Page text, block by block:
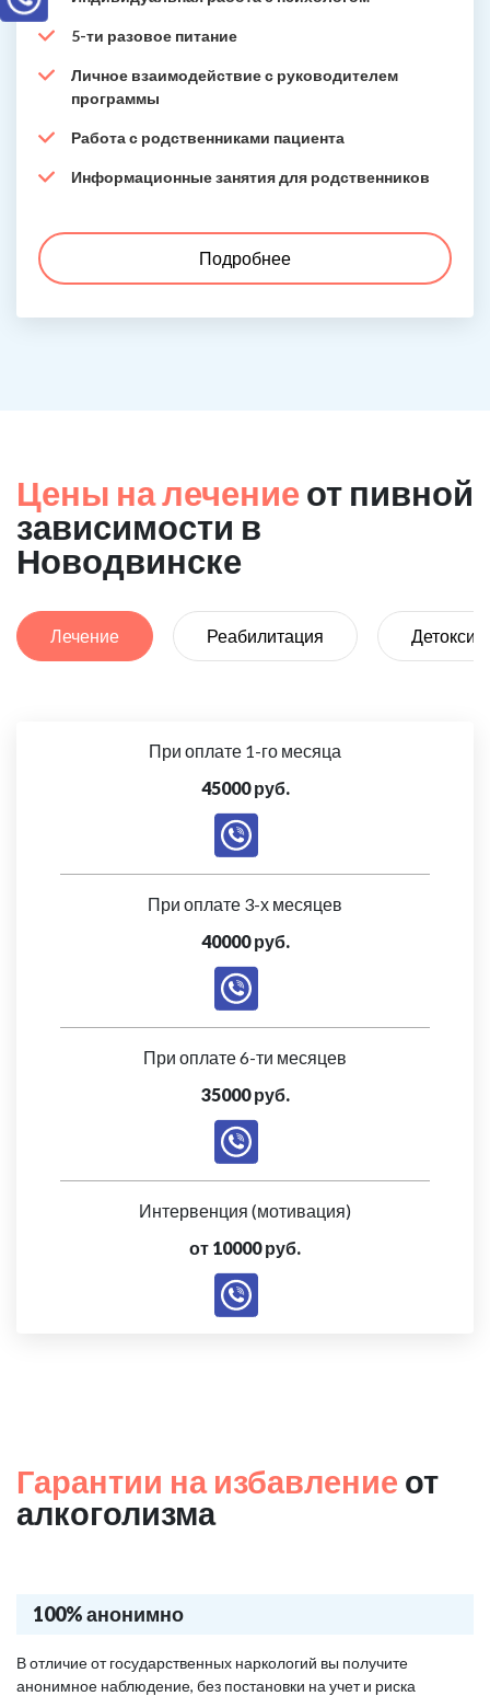
5-ти разовое питание
Личное взаимодействие с руководителем
программы
Работа с родственниками пациента
Информационные занятия для родственников
Подробнее
Цены на лечение от пивной
зависимости в
Новодвинске
Лечение Реабилитация
При оплате 1-го месяца
45000 руб.
При оплате 3-х месяцев
40000 руб.
При оплате 6-ти месяцев
35000 руб.
Интервенция (мотивация)
от 10000 руб.
Гарантии на избавление от
алкоголизма
100% анонимно
В отличие от государственных наркологий вы получите
анонимное наблюдение, без постановки на учет и риска